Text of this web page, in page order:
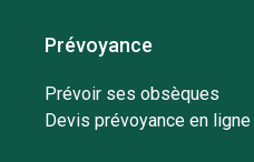
Prévoyance
Prévoir ses obsèques
Devis prévoyance en ligne